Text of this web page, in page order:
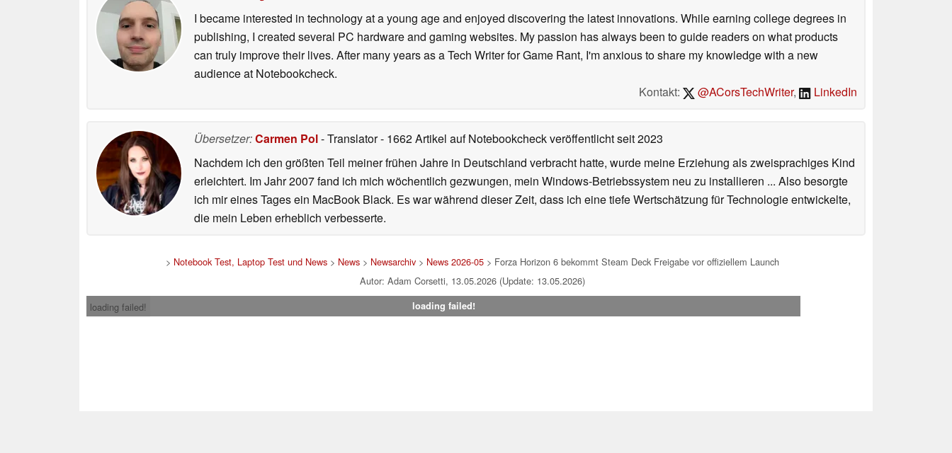
I became interested in technology at a young age and enjoyed discovering the latest innovations. While earning college degrees in
publishing, I created several PC hardware and gaming websites. My passion has always been to guide readers on what products
can truly improve their lives. After many years as a Tech Writer for Game Rant, I'm anxious to share my knowledge with a new
audience at Notebookcheck.
Kontakt:
@ACorsTechWriter, LinkedIn
Übersetzer:Carmen Pol- Translator- 1662 Artikel auf Notebookcheck veröffentlichtseit 2023
Nachdem ich den größten Teil meiner frühen Jahre in Deutschland verbracht hatte, wurde meine Erziehung als zweisprachiges Kind
erleichtert. Im Jahr 2007 fand ich mich wöchentlich gezwungen, mein Windows-Betriebssystem neu zu installieren ... Also besorgte
ich mir eines Tages ein MacBook Black. Es war während dieser Zeit, dass ich eine tiefe Wertschätzung für Technologie entwickelte,
die mein Leben erheblich verbesserte.
> Notebook Test, Laptop Test und News > News > Newsarchiv > News 2026-05 > Forza Horizon 6 bekommt Steam Deck Freigabe vor offiziellem Launch
Autor: Adam Corsetti, 13.05.2026 (Update: 13.05.2026)
loading failed!
loading failed!